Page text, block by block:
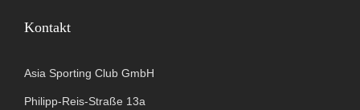
Kontakt
Asia Sporting Club GmbH
Philipp-Reis-Straße 13a